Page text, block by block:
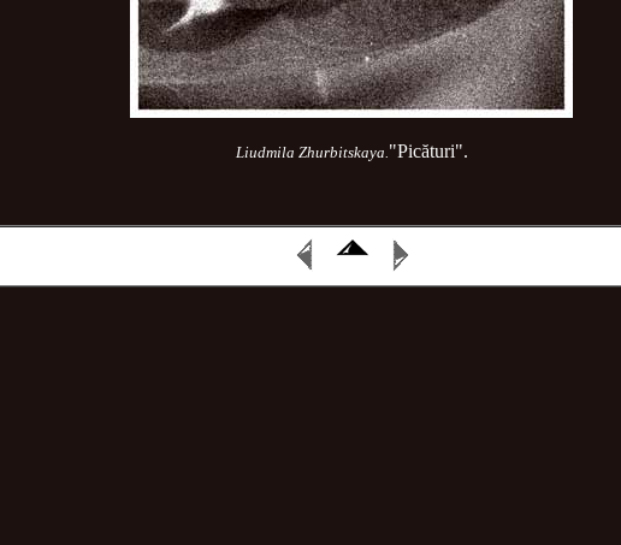
Liudmila Zhurbitskaya."Picături".